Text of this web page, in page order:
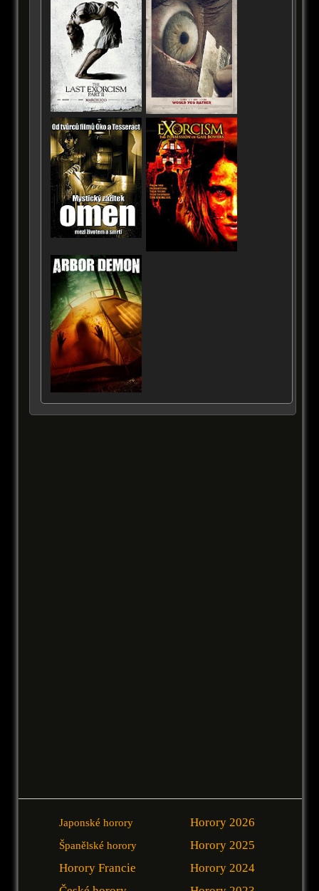
Japonské horory
Španělské horory
Horory Francie
Horory 2026
Horory 2025
Horory 2024